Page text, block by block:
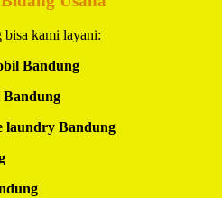
bisa kami layani:
Bandung
Bandung
laundry Bandung